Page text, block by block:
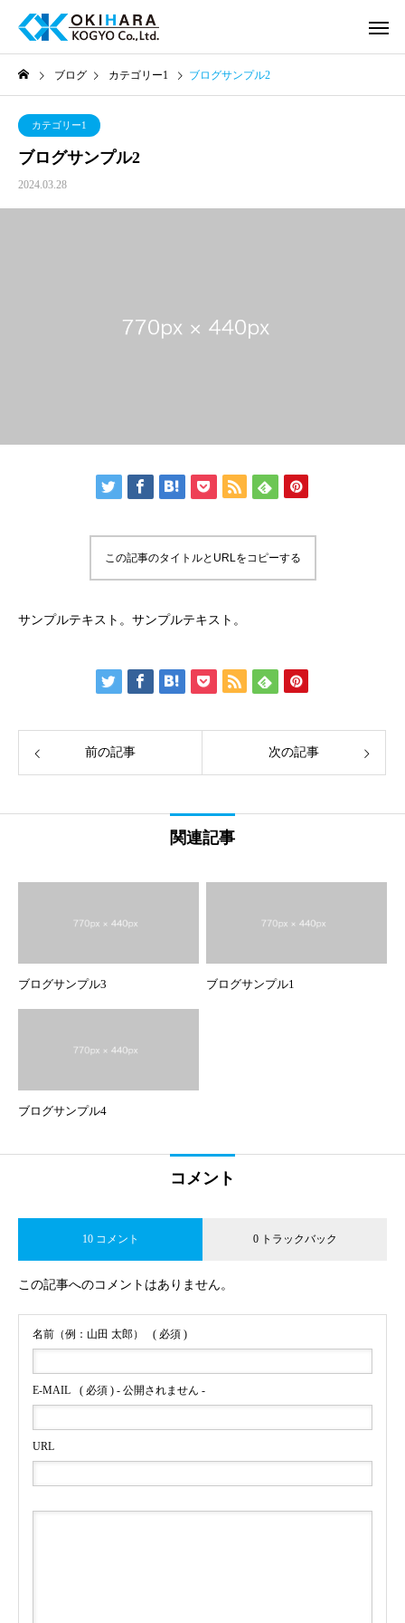
ブログ カテゴリー1 ブログサンプル2
カテゴリー1
ブログサンプル2
2024.03.28
この記事のタイトルとURLをコピーする
サンプルテキスト。サンプルテキスト。
前の記事 次の記事
関連記事
ブログサンプル3 ブログサンプル1
ブログサンプル4
コメント
10 コメント 0 トラックバック
この記事へのコメントはありません。
名前（例：山田 太郎） ( 必須 )
E-MAIL ( 必須 ) - 公開されません -
URL